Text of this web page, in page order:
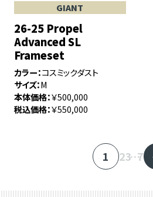
GIANT
26-25 Propel
Advanced SL
Frameset
カラー コスミックダスト
サイズ M
本体価格 ￥500,000
税込価格 ￥550,000
1 23…7